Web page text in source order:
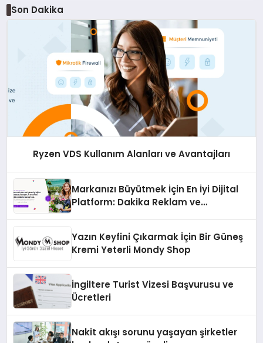
Son Dakika
Ryzen VDS Kullanım Alanları ve Avantajları
Markanızı Büyütmek İçin En İyi Dijital
Platform: Dakika Reklam ve
Yazın Keyfini Çıkarmak İçin Bir Güneş
Kremi Yeterli Mondy Shop
İngiltere Turist Vizesi Başvurusu ve
Ücretleri
Nakit akışı sorunu yaşayan şirketler